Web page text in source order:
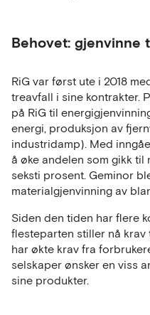
Behovet: gjenvinne
RiG var først ute i 2018
treavfall i sine kontrakter.
på RiG til
energi, produksjon av
industridamp). Med
å øke andelen som gikk
seksti prosent. Geminor
materialgjenvinning av
Siden den tiden har flere
flesteparten stiller nå krav
har økte krav fra
selskaper ønsker en viss
sine produkter.